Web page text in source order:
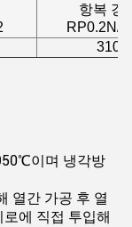
항복 강
RP0.2N/
310
이며 냉각방
열간 가공 후 열
에 직접 투입해